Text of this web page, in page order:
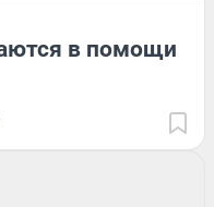
в помощи